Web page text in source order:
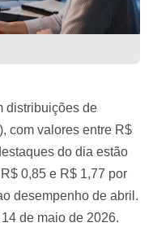
distribuições de
com valores entre R$
do dia estão
0,85 e R$ 1,77 por
desempenho de abril.
de maio de 2026.